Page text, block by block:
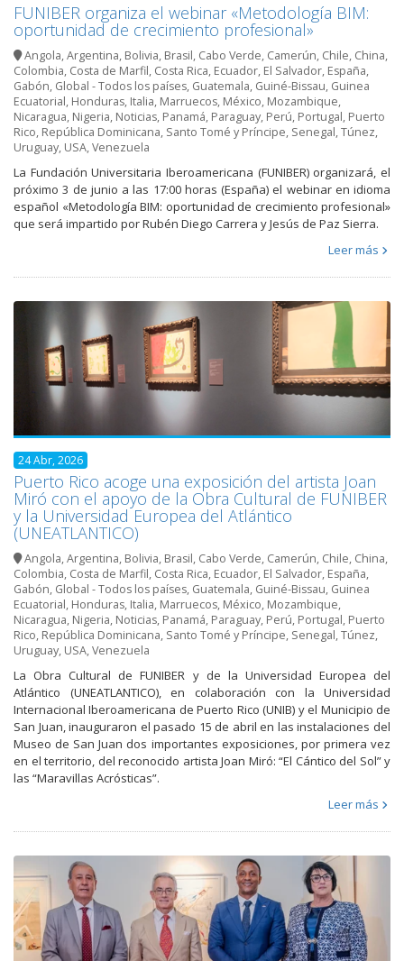
FUNIBER organiza el webinar «Metodología BIM:
oportunidad de crecimiento profesional»
Angola,Argentina, Bolivia, Brasil, Cabo Verde, Camerún, Chile, China,
Colombia, Costa de Marfil, Costa Rica, Ecuador, El Salvador, España,
Gabón, Global - Todos los países, Guatemala, Guiné-Bissau, Guinea
Ecuatorial, Honduras, Italia, Marruecos, México, Mozambique,
Nicaragua, Nigeria, Noticias, Panamá, Paraguay, Perú, Portugal, Puerto
Rico, República Dominicana, Santo Tomé y Príncipe, Senegal,Túnez,
Uruguay, USA,Venezuela
La Fundación Universitaria Iberoamericana (FUNIBER) organizará, el
próximo 3 de junio a las 17:00 horas (España) el webinar en idioma
español «Metodología BIM: oportunidad de crecimiento profesional»
que será impartido por Rubén Diego Carrera y Jesús de Paz Sierra.
Leer más
24 Abr, 2026
Puerto Rico acoge una exposición del artista Joan
Miró con el apoyo de la Obra Cultural de FUNIBER
y la Universidad Europea del Atlántico
(UNEATLANTICO)
Angola,Argentina, Bolivia, Brasil, Cabo Verde, Camerún, Chile, China,
Colombia, Costa de Marfil, Costa Rica, Ecuador, El Salvador, España,
Gabón, Global - Todos los países, Guatemala, Guiné-Bissau, Guinea
Ecuatorial, Honduras, Italia, Marruecos, México, Mozambique,
Nicaragua, Nigeria, Noticias, Panamá, Paraguay, Perú, Portugal, Puerto
Rico, República Dominicana, Santo Tomé y Príncipe, Senegal,Túnez,
Uruguay, USA,Venezuela
La Obra Cultural de FUNIBER y de la Universidad Europea del
Atlántico (UNEATLANTICO), en colaboración con la Universidad
Internacional Iberoamericana de Puerto Rico (UNIB) y el Municipio de
San Juan, inauguraron el pasado 15 de abril en las instalaciones del
Museo de San Juan dos importantes exposiciones, por primera vez
en el territorio, del reconocido artista Joan Miró: “El Cántico del Sol” y
las “Maravillas Acrósticas”.
Leer más